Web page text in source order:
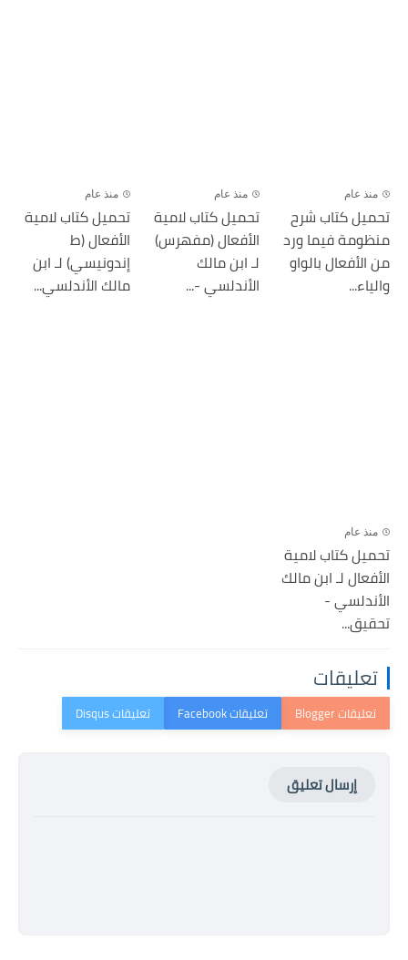
منذ عام
تحميل كتاب شرح
منظومة فيما ورد
من الأفعال بالواو
والياء...
منذ عام
تحميل كتاب لامية
الأفعال (مفهرس)
لـ ابن مالك
الأندلسي -...
منذ عام
تحميل كتاب لامية
الأفعال (ط
إندونيسي) لـ ابن
مالك الأندلسي...
منذ عام
تحميل كتاب لامية
الأفعال لـ ابن مالك
الأندلسي -
تحقيق...
تعليقات
إرسال تعليق